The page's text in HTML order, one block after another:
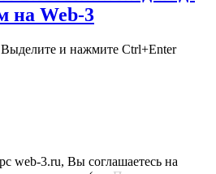
на Web-3
и нажмите Ctrl+Enter
web-3.ru, Вы соглашаетесь на